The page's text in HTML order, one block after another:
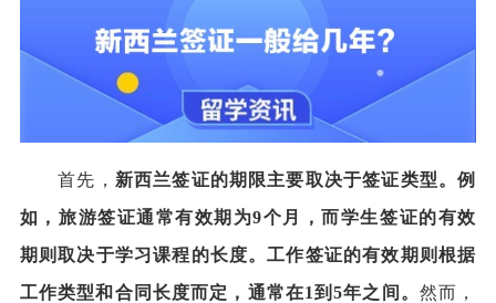
首先， 新西兰签证的期限主要取决于签证类型。例
如，旅游签证通常有效期为9个月，而学生签证的有效
期则取决于学习课程的长度。工作签证的有效期则根据
工作类型和合同长度而定，通常在1到5年之间。 然而，